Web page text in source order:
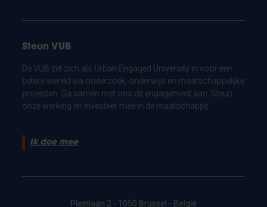
Steun VUB
De VUB zet zich als Urban Engaged University in voor een
betere wereld via onderzoek, onderwijs en maatschappelijke
projecten. Ga samen met ons dit engagement aan. Steun
onze werking en investeer mee in de maatschappij.
Ik doe mee
Pleinlaan 2 - 1050 Brussel - België